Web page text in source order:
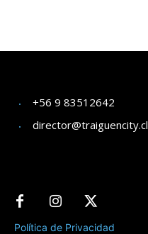
+56 9 83512642
director@traiguencity.cl
Política de Privacidad